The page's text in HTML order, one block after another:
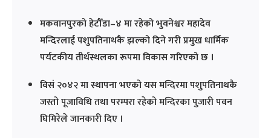
मकवानपुरको हेटौँडा–४ मा रहेको भुवनेश्वर महादेव
मन्दिरलाई पशुपतिनाथकै झल्को दिने गरी प्रमुख धार्मिक
पर्यटकीय तीर्थस्थलका रूपमा विकास गरिएको छ ।
विसं २०४२ मा स्थापना भएको यस मन्दिरमा पशुपतिनाथकै
जस्तो पूजाविधि तथा परम्परा रहेको मन्दिरका पुजारी पवन
घिमिरेले जानकारी दिए ।